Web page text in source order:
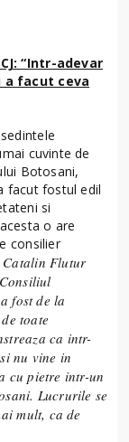
“Intr-adevar
a facut ceva
cuvinte de
Botosani,
facut fostul edil
si
o are
consilier
Catalin Flutur
fost de la
toate
ca intr-
nu vine in
cu pietre intr-un
Lucrurile se
mult, ca de